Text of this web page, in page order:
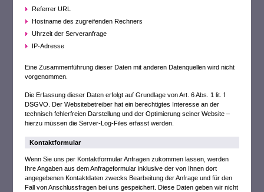
Referrer URL
Hostname des zugreifenden Rechners
Uhrzeit der Serveranfrage
IP-Adresse
Eine Zusammenführung dieser Daten mit anderen Datenquellen wird nicht
vorgenommen.
Die Erfassung dieser Daten erfolgt auf Grundlage von Art. 6 Abs. 1 lit. f
DSGVO. Der Websitebetreiber hat ein berechtigtes Interesse an der
technisch fehlerfreien Darstellung und der Optimierung seiner Website –
hierzu müssen die Server-Log-Files erfasst werden.
Kontaktformular
Wenn Sie uns per Kontaktformular Anfragen zukommen lassen, werden
Ihre Angaben aus dem Anfrageformular inklusive der von Ihnen dort
angegebenen Kontaktdaten zwecks Bearbeitung der Anfrage und für den
Fall von Anschlussfragen bei uns gespeichert. Diese Daten geben wir nicht